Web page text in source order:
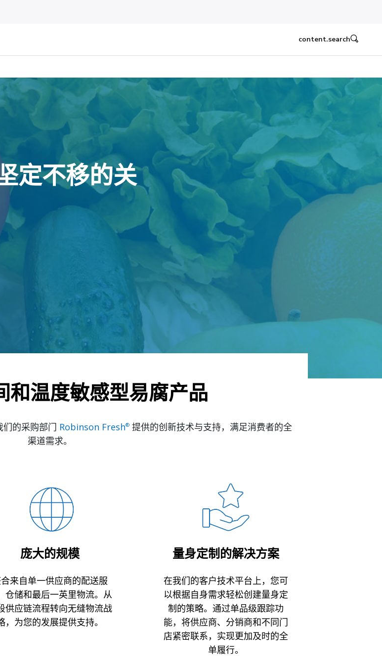
content.search
定不移的关
和温度敏感型易腐产品
的采购部门 Robinson Fresh® 提供的创新技术与支持，满足消费者的全
渠道需求。
庞大的规模
来自单一供应商的配送服
仓储和最后一英里物流。从
供应链流程转向无缝物流战
，为您的发展提供支持。
量身定制的解决方案
在我们的客户技术平台上，您可
以根据自身需求轻松创建量身定
制的策略。通过单品级跟踪功
能，将供应商、分销商和不同门
店紧密联系，实现更加及时的全
单履行。